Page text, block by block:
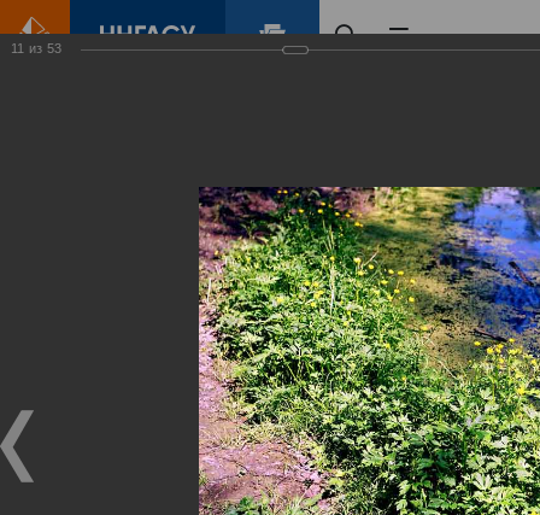
Виртуальные
выставки
(фотоальбомы)
11 из 53